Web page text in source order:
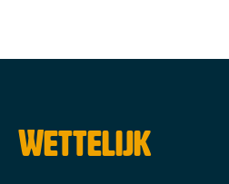
Wettelijk